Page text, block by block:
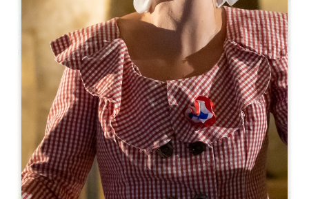
Leaflet
Château La Rivière rue Goffre, 33126 La Rivière
RÉSERVER